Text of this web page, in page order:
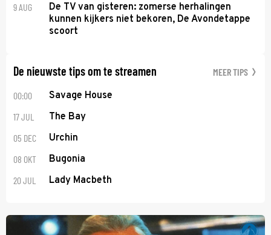
9 AUG
De TV van gisteren: zomerse herhalingen
kunnen kijkers niet bekoren, De Avondetappe
scoort
De nieuwste tips om te streamen MEER TIPS
00:00 Savage House
17 JUL The Bay
05 DEC Urchin
08 OKT Bugonia
20 JUL Lady Macbeth